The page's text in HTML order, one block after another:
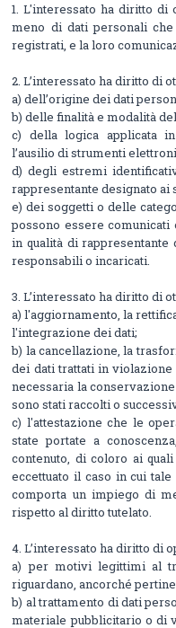
1. L'interessato ha diritto
meno di dati personali
registrati, e la loro
2. L’interessato ha diritto di
a) dell’origine dei dati
b) delle finalità e modalità
c) della logica applicata
l’ausilio di strumenti
d) degli estremi
rappresentante designato ai
e) dei soggetti o delle
possono essere
in qualità di
responsabili o incaricati.
3. L’interessato ha diritto di
a) l'aggiornamento, la
l'integrazione dei dati;
b) la cancellazione, la
dei dati trattati in
necessaria la
sono stati raccolti o
c) l'attestazione che le
state portate a
contenuto, di coloro ai
eccettuato il caso in cui
comporta un impiego di
rispetto al diritto tutelato.
4. L’interessato ha diritto di
a) per motivi legittimi al
riguardano, ancorché
b) al trattamento di dati
materiale pubblicitario o di